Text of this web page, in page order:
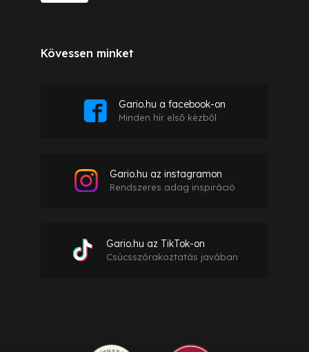
Kövessen minket
Gario.hu a facebook-on
Minden hír első kézből
Gario.hu az instagramon
Rendszeres adag inspiráció
Gario.hu az TikTok-on
Csúcsszórakoztatás javában